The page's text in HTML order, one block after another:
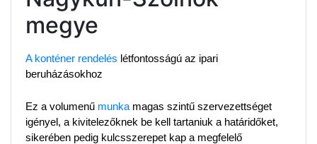
megye
A konténer rendelés létfontosságú az ipari
beruházásokhoz
Ez a volumenű munka magas szintű szervezettséget
igényel, a kivitelezőknek be kell tartaniuk a határidőket,
sikerében pedig kulcsszerepet kap a megfelelő